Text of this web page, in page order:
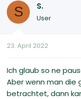
S S.
User
23. April 2022
Ich glaub so ne
Aber wenn man die
betrachtet, dann